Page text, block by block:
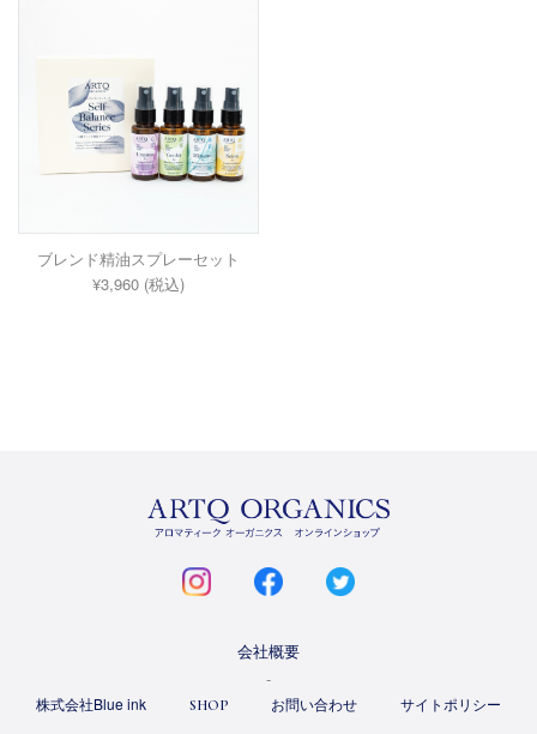
ブレンド精油スプレーセット
¥3,960 (税込)
ARTQ
ORGANICS
会社概要
株式会社Blue ink SHOP お問い合わせ
サイトポリシー